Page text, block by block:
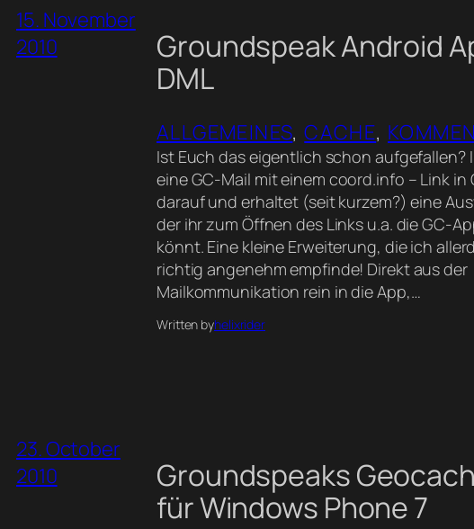
15. November
2010
Groundspeak Android
DML
ALLGEMEINES, CACHE,
Ist Euch das eigentlich schon aufgefallen?
eine GC-Mail mit einem coord.info – Link in
darauf und erhaltet (seit kurzem?) eine
der ihr zum Öffnen des Links u.a. die GC-
könnt. Eine kleine Erweiterung, die ich
richtig angenehm empfinde! Direkt aus der
Mailkommunikation rein in die App,…
Written byhelixrider
23. October
2010
Groundspeaks
für Windows Phone 7